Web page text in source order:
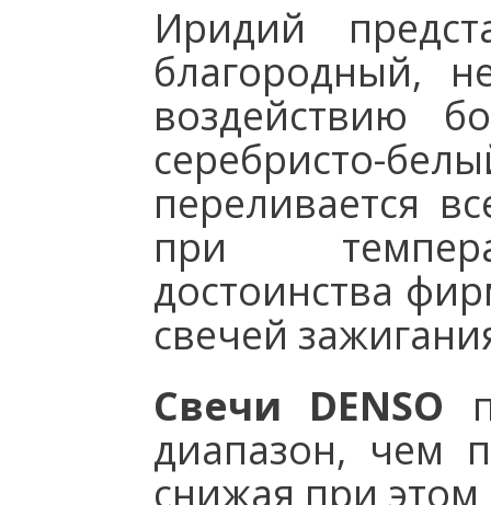
Иридий
благородный,
воздействию
серебристо-
переливается
при
достоинства
свечей
Свечи DENSO
диапазон, чем
снижая при этом